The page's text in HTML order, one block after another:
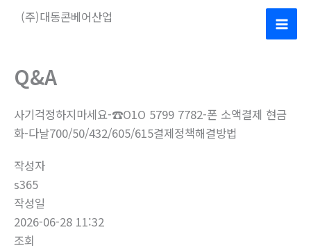
(주)대동콘베어산업
Main
Q&A
사기걱정하지마세요-☎O1O 5799 7782-폰 소액결제 현금
화-다날700/50/432/605/615결제정책해결방법
작성자
s365
작성일
2026-06-28 11:32
조회